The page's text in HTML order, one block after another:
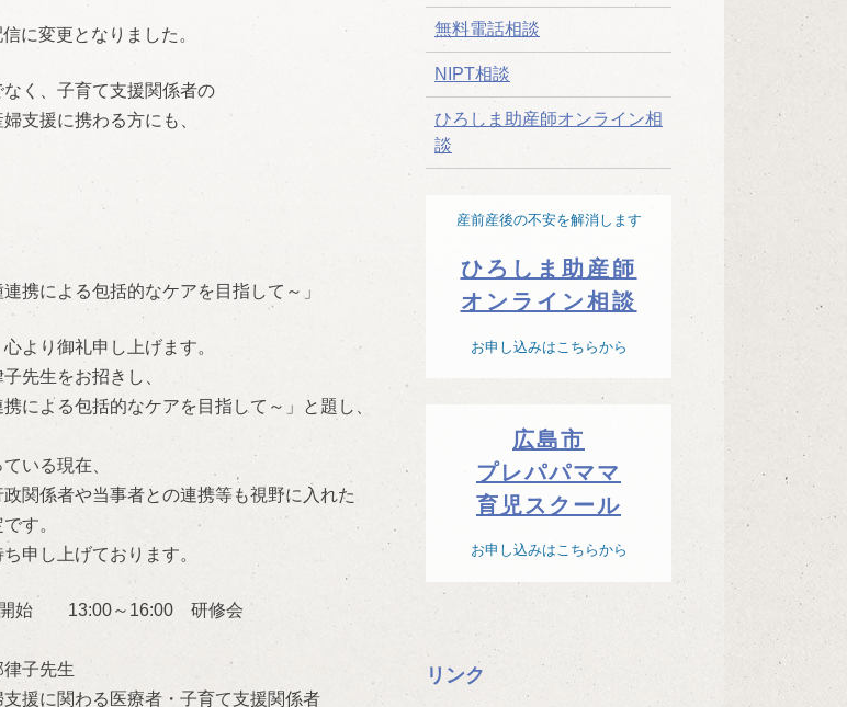
に変更となりました。
く、子育て支援関係者の
支援に携わる方にも、
携による包括的なケアを目指して～」
より御礼申し上げます。
先生をお招きし、
による包括的なケアを目指して～」と題し、
いる現在、
政関係者や当事者との連携等も視野に入れた
す。
申し上げております。
開始 13:00～16:00 研修会
子先生
に関わる医療者・子育て支援関係者
無料電話相談
NIPT相談
ひろしま助産師オンライン相
談
産前産後の不安を解消します
ひろしま助産師
オンライン相談
お申し込みはこちらから
広島市
プレパパママ
育児スクール
お申し込みはこちらから
リンク